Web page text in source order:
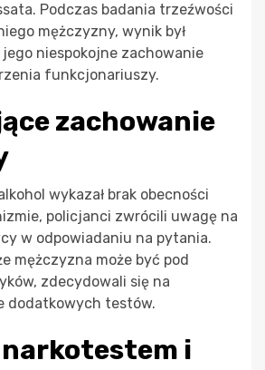
Podczas badania trzeźwości
mężczyzny, wynik był
niespokojne zachowanie
funkcjonariuszy.
zachowanie
wykazał brak obecności
policjanci zwrócili uwagę na
w odpowiadaniu na pytania.
mężczyzna może być pod
zdecydowali się na
dodatkowych testów.
i